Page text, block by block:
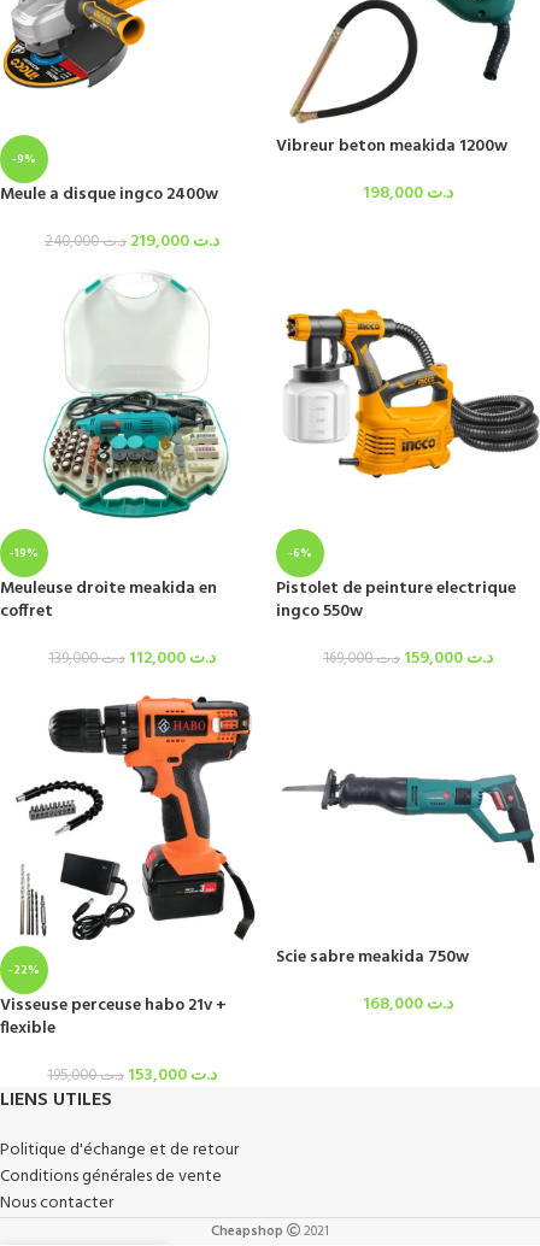
-9%
Meule a disque ingco 2400w
د.ت240,000 د.ت
Vibreur beton meakida 1200w
د.ت
-19%
Meuleuse droite meakida en
coffret
د.ت139,000 د.ت
-6%
Pistolet de peinture electrique
ingco 550w
د.ت169,000 د.ت
-22%
Visseuse perceuse habo 21v +
flexible
د.ت195,000 د.ت
Scie sabre meakida 750w
د.ت
LIENS UTILES
Politique d'échange et de retour
Conditions générales de vente
Nous contacter
Cheapshop 2021